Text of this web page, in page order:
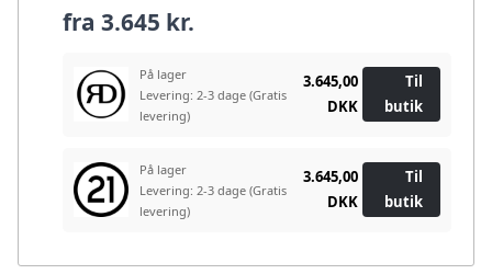
fra 3.645 kr.
På lager
Levering: 2-3 dage (Gratis
levering)
3.645,00
DKK
Til
butik
På lager
Levering: 2-3 dage (Gratis
levering)
3.645,00
DKK
Til
butik